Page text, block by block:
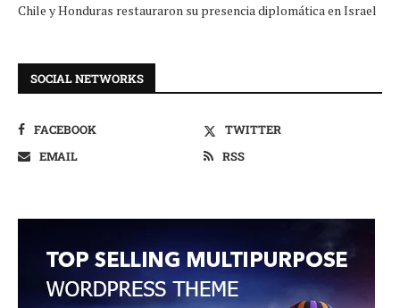
Chile y Honduras restauraron su presencia diplomática en Israel
SOCIAL NETWORKS
FACEBOOK
TWITTER
EMAIL
RSS